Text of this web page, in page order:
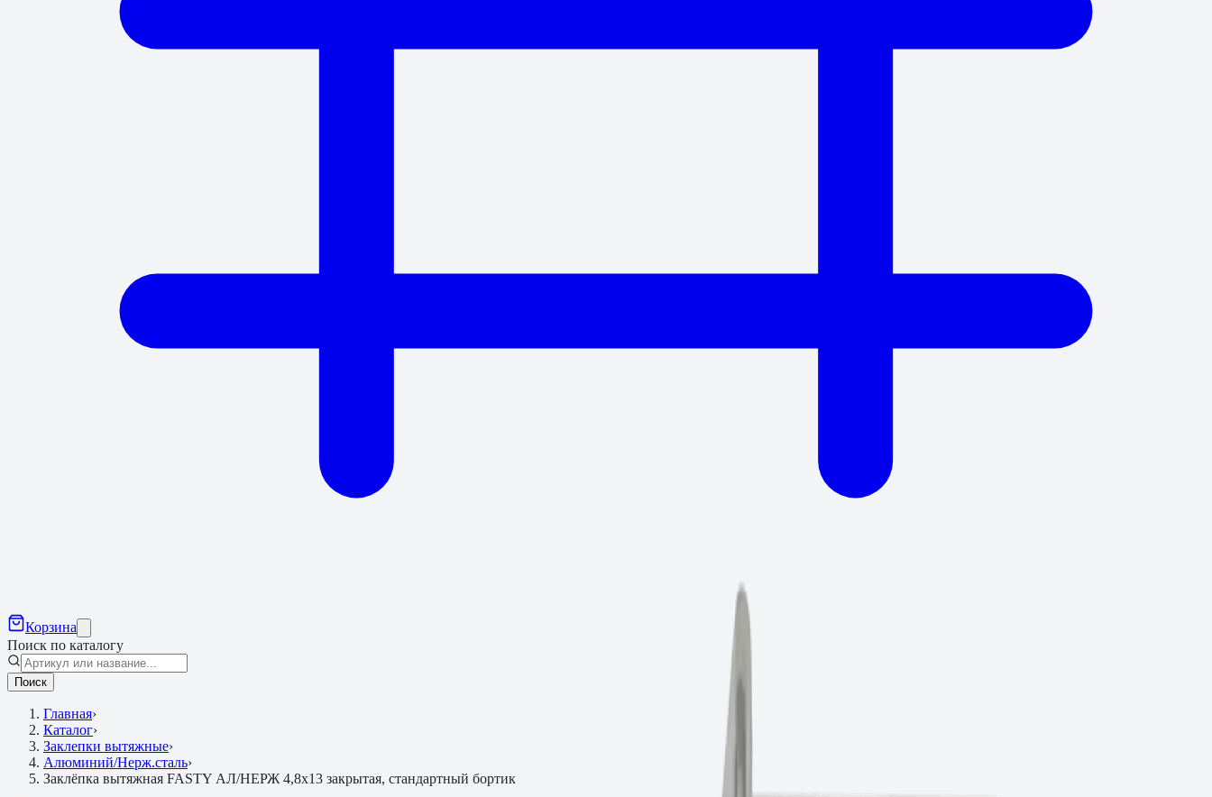
Корзина
Поиск по каталогу
Поиск
Главная›
Каталог›
Заклепки вытяжные›
Алюминий/Нерж.сталь›
Заклёпка вытяжная FASTY АЛ/НЕРЖ 4,8х13 закрытая, стандартный бортик